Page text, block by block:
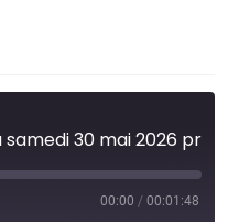
00:00 / 00:01:48